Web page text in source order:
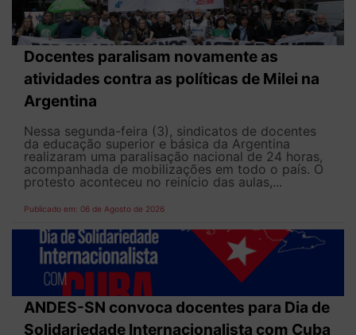
Docentes paralisam novamente as
atividades contra as políticas de Milei na
Argentina
Nessa segunda-feira (3), sindicatos de docentes
da educação superior e básica da Argentina
realizaram uma paralisação nacional de 24 horas,
acompanhada de mobilizações em todo o país. O
protesto aconteceu no reinício das aulas,...
Publicado em: 06 de Agosto de 2026
ANDES-SN convoca docentes para Dia de
Solidariedade Internacionalista com Cuba